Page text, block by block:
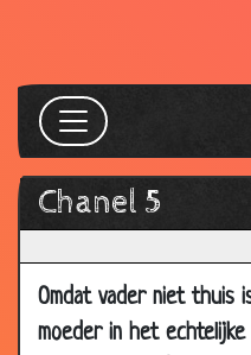
Chanel 5
Omdat vader niet thuis
moeder in het
07
May
2007
De dove graaf
07
May
Paarden begeleiding
07
May
2007
Bij de rechter